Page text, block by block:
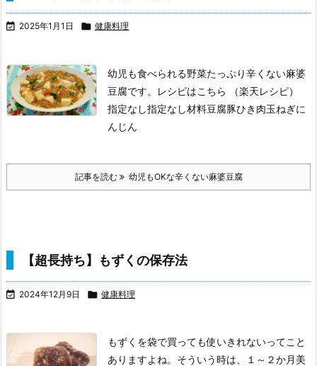
 2025年1月1日  健康料理
幼児も食べられる野菜たっぷり辛くない麻婆
豆腐です。
レシピはこちら （楽天レシピ）
指定なし指定なし材料豆腐豚ひき肉玉ねぎに
んじん
記事を読む 幼児もOKな辛くない麻婆豆腐
【超長持ち】もずくの保存法
 2024年12月9日  健康料理
もずくを袋で買っても使いきれないってこと
ありますよね。 そういう時は、１～２か月美